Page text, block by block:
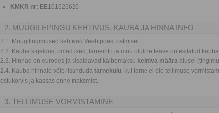
KMKR nr: EE101626626
2. MÜÜGILEPINGU KEHTIVUS, KAUBA JA HINNA INFO
2.1. Müügitingimused kehtivad Veebipoest ostmisel.
2.2. Kauba kirjeldus, omadused, tarneinfo ja muu oluline teave on esitatud
2.3. Hinnad on eurodes ja sisaldavad käibemaksu kehtiva määra alusel
2.4. Kauba hinnale võib lisanduda tarnekulu, kui tarne ei ole tellimuse
ostukorvis ja kassas enne maksmist.
3. TELLIMUSE VORMISTAMINE